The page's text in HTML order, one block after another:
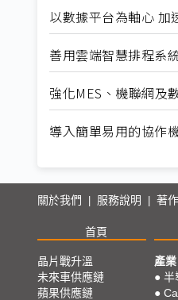
以數據平台為軸心 加
善用雲端智慧排程系
強化MES、機聯網及
導入簡單易用的協作
關於我們 | 服務說明 | 著
首頁
晶片戰升溫
未來車供應鏈
蘋果供應鏈
產業
● 半
●